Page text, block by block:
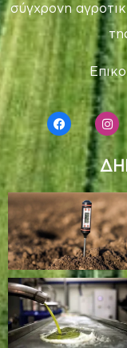
σύγχρονη